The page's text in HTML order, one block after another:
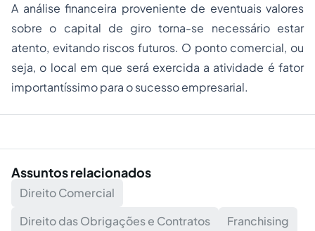
A análise financeira proveniente de eventuais valores
sobre o capital de giro torna-se necessário estar
atento, evitando riscos futuros. O ponto comercial, ou
seja, o local em que será exercida a atividade é fator
importantíssimo para o sucesso empresarial.
Assuntos relacionados
Direito Comercial
Direito das Obrigações e Contratos
Franchising